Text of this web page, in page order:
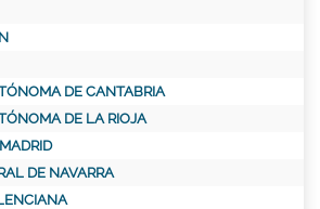
DE CANTABRIA
DE LA RIOJA
DE NAVARRA